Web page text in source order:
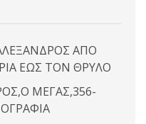
ΑΠΟ
ΕΩΣ ΤΟΝ ΘΡΥΛΟ
ΜΕΓΑΣ,356-